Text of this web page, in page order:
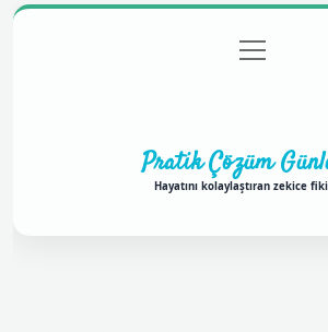
Gizlilik Politikası
menüyü
aç
Pratik Çözüm
Hayatını kolaylaştıran zekice